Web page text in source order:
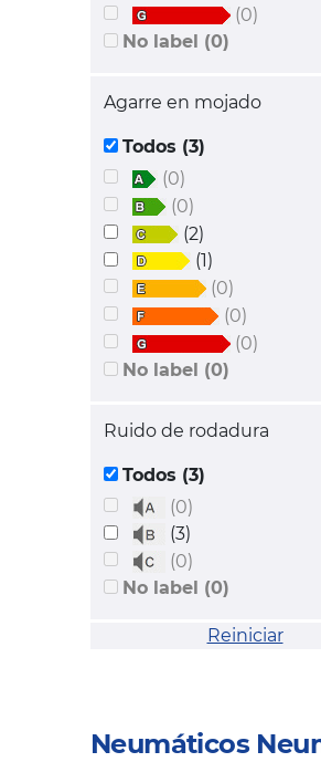
(0)
No label (0)
Agarre en mojado
Todos (3)
(0)
(0)
(2)
(1)
(0)
(0)
(0)
No label (0)
Ruido de rodadura
Todos (3)
(0)
(3)
(0)
No label (0)
Reiniciar
Neumáticos